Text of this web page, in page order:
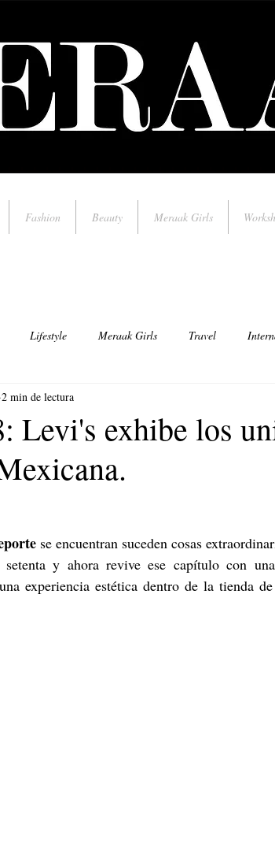
Fashion Beauty Meraak Girls
Lifestyle Meraak Girls Travel
Levi's exhibe los
2 min de lectura
se encuentran suceden cosas